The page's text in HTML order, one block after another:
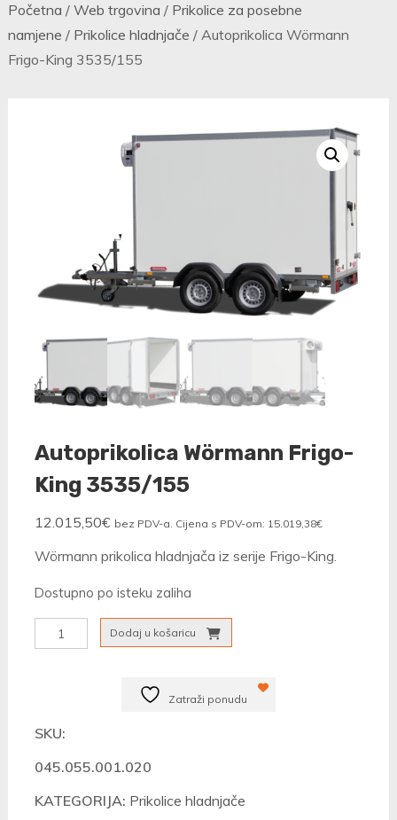
Početna / Web trgovina / Prikolice za posebne
namjene / Prikolice hladnjače / Autoprikolica Wörmann
Frigo-King 3535/155
Autoprikolica Wörmann Frigo-
King 3535/155
12.015,50€ bez PDV-a. Cijena s PDV-om: 15.019,38€
Wörmann prikolica hladnjača iz serije Frigo-King.
Dostupno po isteku zaliha
Autoprikolica
Wörmann
3535/155
Dodaj u košaricu
Zatraži ponudu
SKU:
045.055.001.020
KATEGORIJA: Prikolice hladnjače